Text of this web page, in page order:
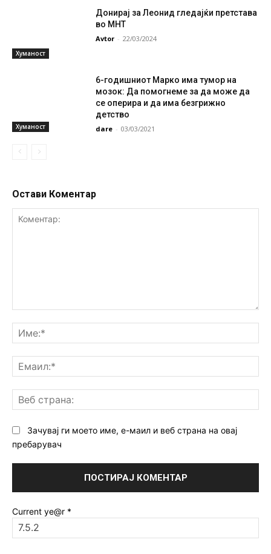
Хуманост
Донирај за Леонид гледајќи претстава
во МНТ
Avtor - 22/03/2024
Хуманост
6-годишниот Марко има тумор на
мозок: Да помогнеме за да може да
се оперира и да има безгрижно
детство
dare - 03/03/2021
Остави Коментар
Зачувај ги моето име, е-маил и веб страна на овај
пребарувач
Current ye@r *